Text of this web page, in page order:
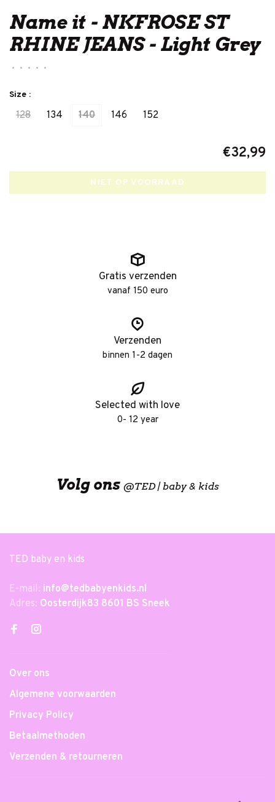
Name it - NKFROSE ST
RHINE JEANS - Light Grey
• • • • •
Size :
128 134 140 146 152
€32,99
NIET OP VOORRAAD
Gratis verzenden
vanaf 150 euro
Verzenden
binnen 1-2 dagen
Selected with love
0- 12 year
Volg ons @TED | baby & kids
TED baby en kids
E-mail: info@tedbabyenkids.nl
Adres: Oosterdijk83 8601 BS Sneek
Over ons
Algemene voorwaarden
Privacy Policy
Betaalmethoden
Verzenden & retourneren